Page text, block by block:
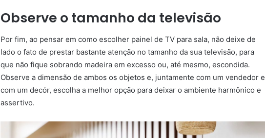
Observe o tamanho da televisão
Por fim, ao pensar em como escolher painel de TV para sala, não deixe de
lado o fato de prestar bastante atenção no tamanho da sua televisão, para
que não fique sobrando madeira em excesso ou, até mesmo, escondida.
Observe a dimensão de ambos os objetos e, juntamente com um vendedor e
com um decór, escolha a melhor opção para deixar o ambiente harmônico e
assertivo.